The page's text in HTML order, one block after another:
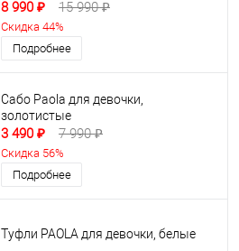
8 990 ₽ 15 990 ₽
Скидка 44%
Подробнее
Сабо Paola для девочки,
золотистые
3 490 ₽ 7 990 ₽
Скидка 56%
Подробнее
Туфли PAOLA для девочки, белые